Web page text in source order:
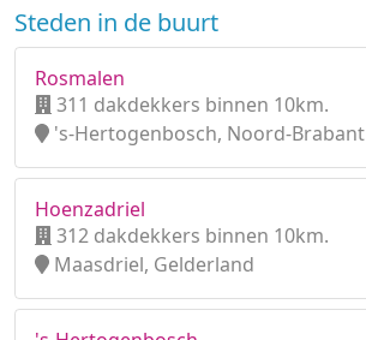
Steden in de buurt
Rosmalen
311 dakdekkers binnen 10km.
's-Hertogenbosch, Noord-Brabant
Hoenzadriel
312 dakdekkers binnen 10km.
Maasdriel, Gelderland